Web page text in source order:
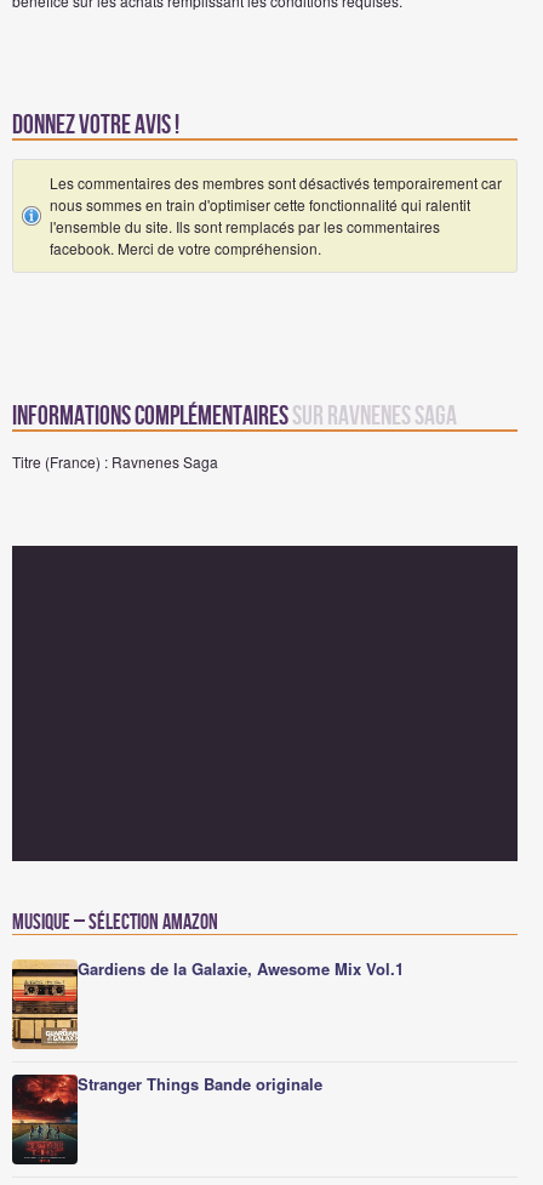
Donnez votre avis !
Les commentaires des membres sont désactivés temporairement car
nous sommes en train d'optimiser cette fonctionnalité qui ralentit
l'ensemble du site. Ils sont remplacés par les commentaires
facebook. Merci de votre compréhension.
Informations complémentairessur Ravnenes Saga
Titre (France) : Ravnenes Saga
Musique – Sélection Amazon
Gardiens de la Galaxie, Awesome Mix Vol.1
Stranger Things Bande originale